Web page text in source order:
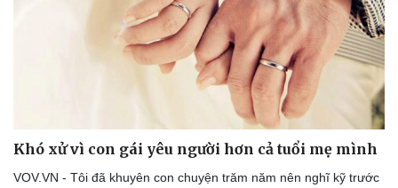
Khó xử vì con gái yêu người hơn cả tuổi mẹ mình
VOV.VN - Tôi đã khuyên con chuyện trăm năm nên nghĩ kỹ trước